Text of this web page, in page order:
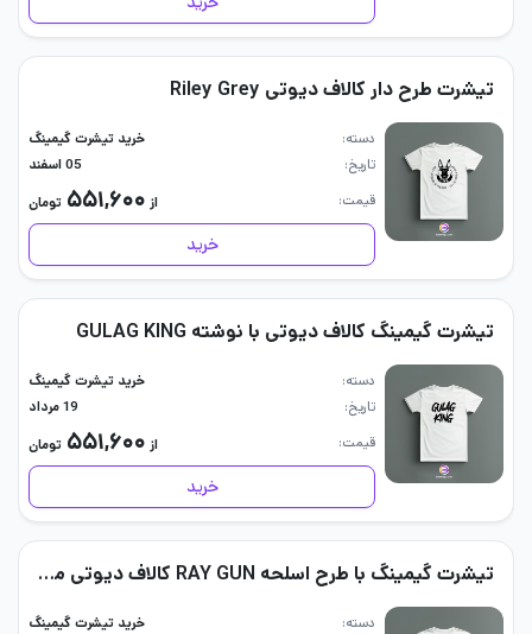
تیشرت طرح دار کالاف دیوتی Riley Grey
دسته
خرید تیشرت گیمینگ
تاریخ
05 اسفند
قیمت
از ۵۵۱,۶۰۰ تومان
خرید
تیشرت گیمینگ کالاف دیوتی با نوشته GULAG KING
دسته
خرید تیشرت گیمینگ
تاریخ
19 مرداد
قیمت
از ۵۵۱,۶۰۰ تومان
خرید
تیشرت گیمینگ با طرح اسلحه RAY GUN کالاف دیوتی موبایل
دسته
خرید تیشرت گیمینگ